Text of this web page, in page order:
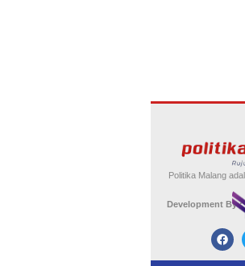
Politika Malang
Development By :